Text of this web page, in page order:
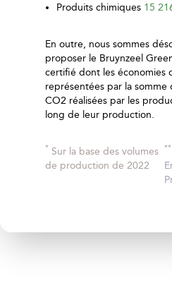
Produits chimiques 15
En outre, nous sommes
proposer le Bruynzeel
certifié dont les économies
représentées par la somme
CO2 réalisées par les
long de leur production.
* Sur la base des volumes
de production de 2022
**